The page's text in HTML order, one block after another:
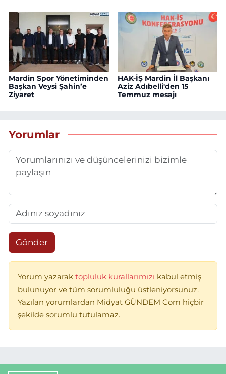
Mardin Spor Yönetiminden
Başkan Veysi Şahin’e
Ziyaret
HAK-İŞ Mardin İl Başkanı
Aziz Adıbelli'den 15
Temmuz mesajı
Yorumlar
Gönder
Yorum yazarak topluluk kurallarımızı kabul etmiş
bulunuyor ve tüm sorumluluğu üstleniyorsunuz.
Yazılan yorumlardan Midyat GÜNDEM Com hiçbir
şekilde sorumlu tutulamaz.